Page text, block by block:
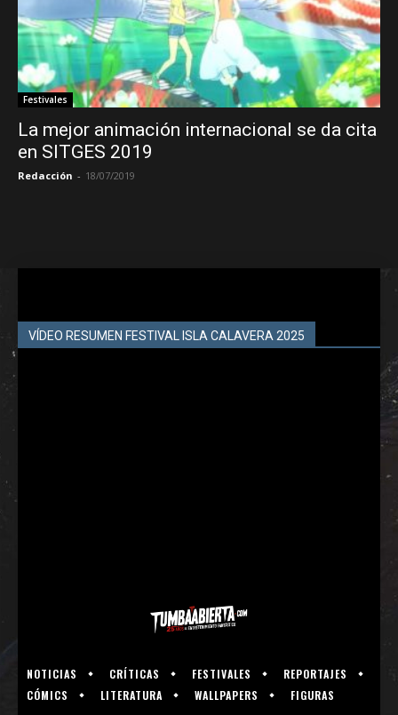
Festivales
La mejor animación internacional se da cita
en SITGES 2019
Redacción - 18/07/2019
VÍDEO RESUMEN FESTIVAL ISLA CALAVERA 2025
NOTICIAS CRÍTICAS FESTIVALES
REPORTAJES
CÓMICS
LITERATURA WALLPAPERS FIGURAS